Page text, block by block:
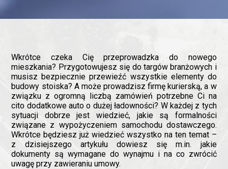
Wkrótce czeka Cię przeprowadzka do nowego
mieszkania? Przygotowujesz się do targów branżowych i
musisz bezpiecznie przewieźć wszystkie elementy do
budowy stoiska? A może prowadzisz firmę kurierską, a w
związku z ogromną liczbą zamówień potrzebne Ci na
cito dodatkowe auto o dużej ładowności? W każdej z tych
sytuacji dobrze jest wiedzieć, jakie są formalności
związane z wypożyczeniem samochodu dostawczego.
Wkrótce będziesz już wiedzieć wszystko na ten temat –
z dzisiejszego artykułu dowiesz się m.in. jakie
dokumenty są wymagane do wynajmu i na co zwrócić
uwagę przy zawieraniu umowy.